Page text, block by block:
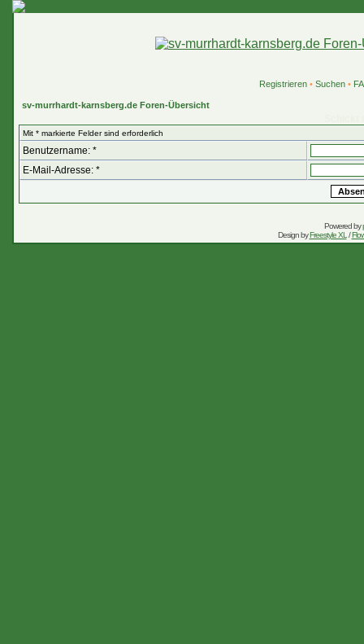
Registrieren• Suchen•
sv-murrhardt-karnsberg.de Foren-Übersicht
Mit * markierte Felder sind erforderlich
Benutzername: *
E-Mail-Adresse: *
Powered by
Design byFreestyle XL /